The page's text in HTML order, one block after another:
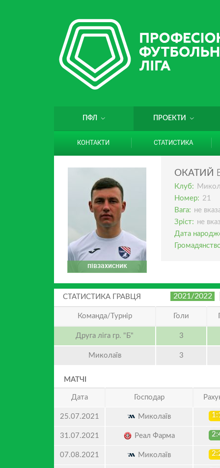
ПФЛ ПРОЕКТИ
КОНТАКТИ СТАТИСТИКА
півзахисник
ОКАТИЙ
Клуб:
Номер: 21
Вага: не
Зріст: не
Дата
СТАТИСТИКА ГРАВЦЯ 2021/2022
Команда/Турнір Голи
Друга ліга гр. "Б" 3
Миколаїв 3
МАТЧІ
Дата Господар
25.07.2021 Миколаїв
31.07.2021 Реал Фарма
07.08.2021 Миколаїв